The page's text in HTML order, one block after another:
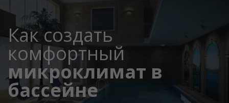
Как создать
комфортный
микроклимат в
бассейне